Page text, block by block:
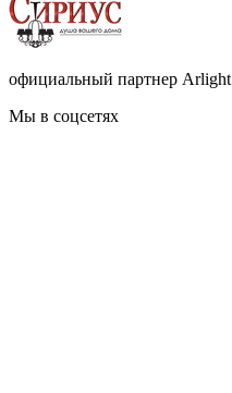
официальный партнер Arlight
Мы в соцсетях